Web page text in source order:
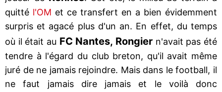
quitté l'OM et ce transfert en a bien évidemment
surpris et agacé plus d'un an. En effet, du temps
où il était au FC Nantes, Rongier n'avait pas été
tendre à l'égard du club breton, qu'il avait même
juré de ne jamais rejoindre. Mais dans le football, il
ne faut jamais dire jamais et le voilà donc